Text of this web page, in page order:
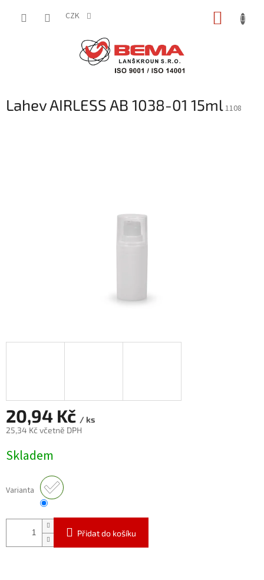
CZK
Lahev AIRLESS AB 1038-01 15ml1108
20,94 Kč / ks
25,34 Kč včetně DPH
cena:
Skladem
Varianta
Přidat do košíku